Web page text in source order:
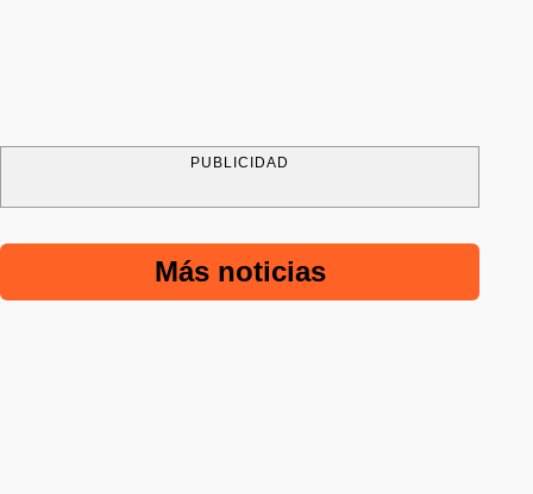
PUBLICIDAD
Más noticias